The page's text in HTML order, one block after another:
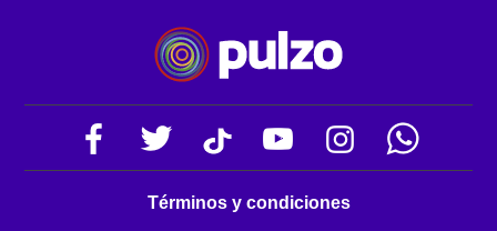
Términos y condiciones